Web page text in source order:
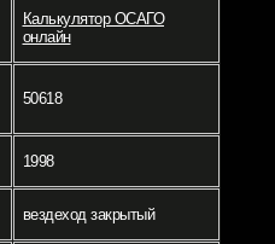
Калькулятор ОСАГО
онлайн
50618
1998
вездеход закрытый